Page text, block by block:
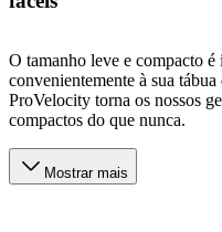
O tamanho leve e compacto é
convenientemente à sua
ProVelocity torna os nossos
compactos do que nunca.
Mostrar mais